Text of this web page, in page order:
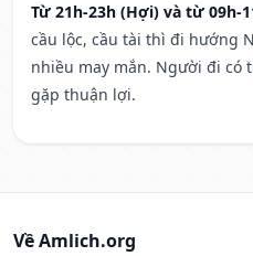
Từ 21h-23h (Hợi) và từ 09h-
cầu lộc, cầu tài thì đi hướng
nhiều may mắn. Người đi có
gặp thuận lợi.
Về Amlich.org